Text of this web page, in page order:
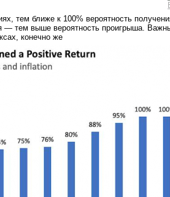
тем ближе к 100% вероятность
— тем выше вероятность проигрыша.
конечно же